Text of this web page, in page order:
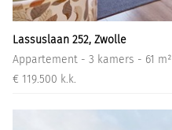
Lassuslaan 252, Zwolle
Appartement - 3 kamers - 61 m²
€ 119.500 k.k.